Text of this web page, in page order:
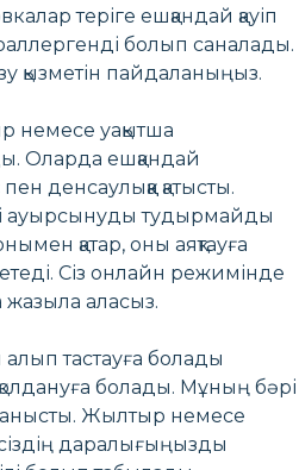
теріге ешқандай қауіп
болып саналады.
қызметін пайдаланыңыз.
немесе уақытша
Оларда ешқандай
денсаулыққа қатысты.
ауырсынуды тудырмайды
қатар, оны аяқтауға
Сіз онлайн режимінде
аласыз.
тастауға болады
болады. Мұның бәрі
Жылтыр немесе
даралығыңызды